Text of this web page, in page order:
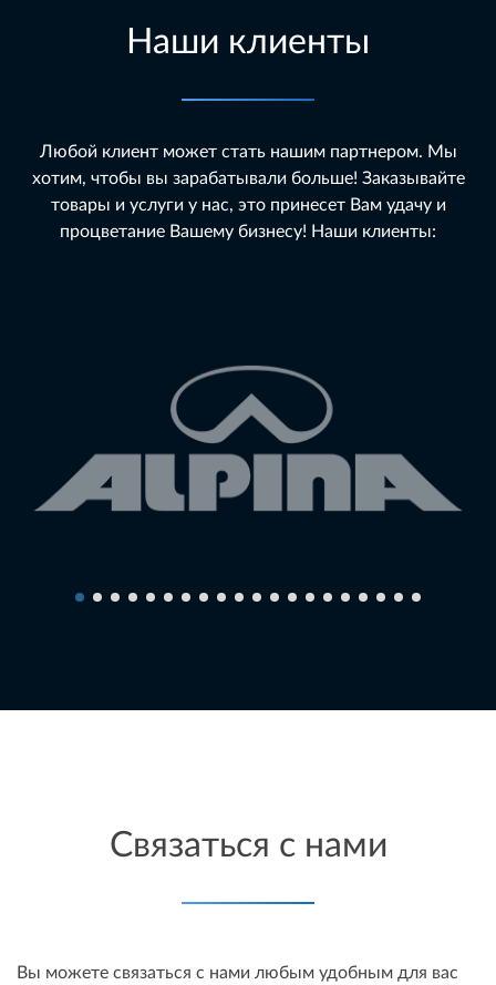
Наши клиенты
Любой клиент может стать нашим партнером. Мы
хотим, чтобы вы зарабатывали больше! Заказывайте
товары и услуги у нас, это принесет Вам удачу и
процветание Вашему бизнесу! Наши клиенты:
Связаться с нами
Вы можете связаться с нами любым удобным для вас